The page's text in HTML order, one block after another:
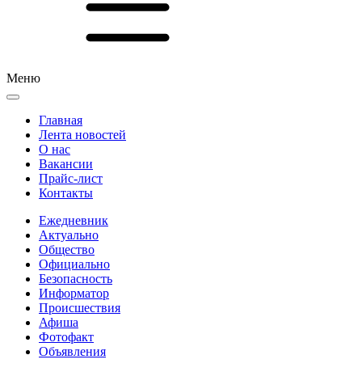
Меню
Главная
Лента новостей
О нас
Вакансии
Прайс-лист
Контакты
Ежедневник
Актуально
Общество
Официально
Безопасность
Информатор
Происшествия
Афиша
Фотофакт
Объявления